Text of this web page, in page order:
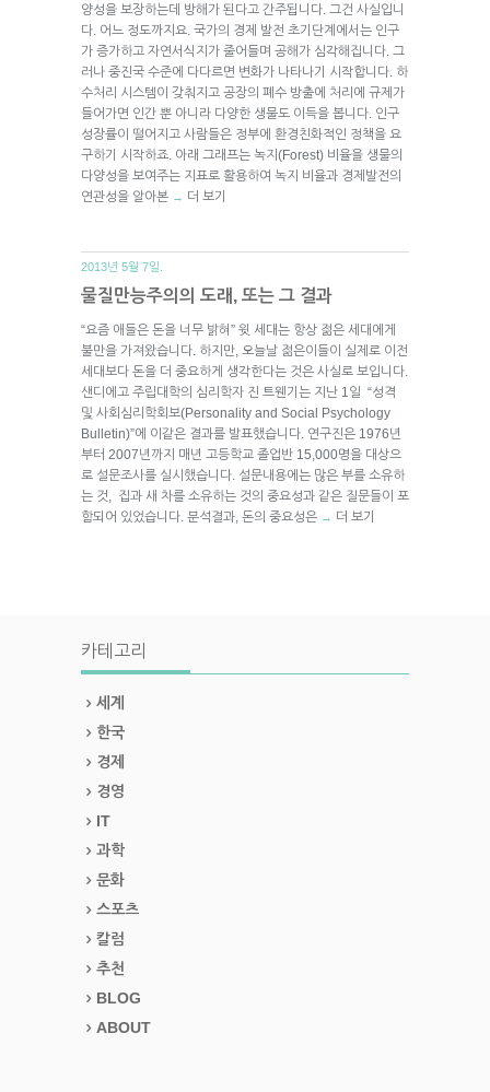
양성을 보장하는데 방해가 된다고 간주됩니다. 그건 사실입니
다. 어느 정도까지요. 국가의 경제 발전 초기단계에서는 인구
가 증가하고 자연서식지가 줄어들며 공해가 심각해집니다. 그
러나 중진국 수준에 다다르면 변화가 나타나기 시작합니다. 하
수처리 시스템이 갖춰지고 공장의 폐수 방출에 처리에 규제가
들어가면 인간 뿐 아니라 다양한 생물도 이득을 봅니다. 인구
성장률이 떨어지고 사람들은 정부에 환경친화적인 정책을 요
구하기 시작하죠. 아래 그래프는 녹지(Forest) 비율을 생물의
다양성을 보여주는 지표로 활용하여 녹지 비율과 경제발전의
연관성을 알아본 → 더 보기
2013년 5월 7일.
물질만능주의의 도래, 또는 그 결과
“요즘 애들은 돈을 너무 밝혀” 윗 세대는 항상 젊은 세대에게
불만을 가져왔습니다. 하지만, 오늘날 젊은이들이 실제로 이전
세대보다 돈을 더 중요하게 생각한다는 것은 사실로 보입니다.
샌디에고 주립대학의 심리학자 진 트웬기는 지난 1일 “성격
및 사회심리학회보(Personality and Social Psychology
Bulletin)”에 이같은 결과를 발표했습니다. 연구진은 1976년
부터 2007년까지 매년 고등학교 졸업반 15,000명을 대상으
로 설문조사를 실시했습니다. 설문내용에는 많은 부를 소유하
는 것, 집과 새 차를 소유하는 것의 중요성과 같은 질문들이 포
함되어 있었습니다. 분석결과, 돈의 중요성은 → 더 보기
카테고리
세계
한국
경제
경영
IT
과학
문화
스포츠
칼럼
추천
BLOG
ABOUT